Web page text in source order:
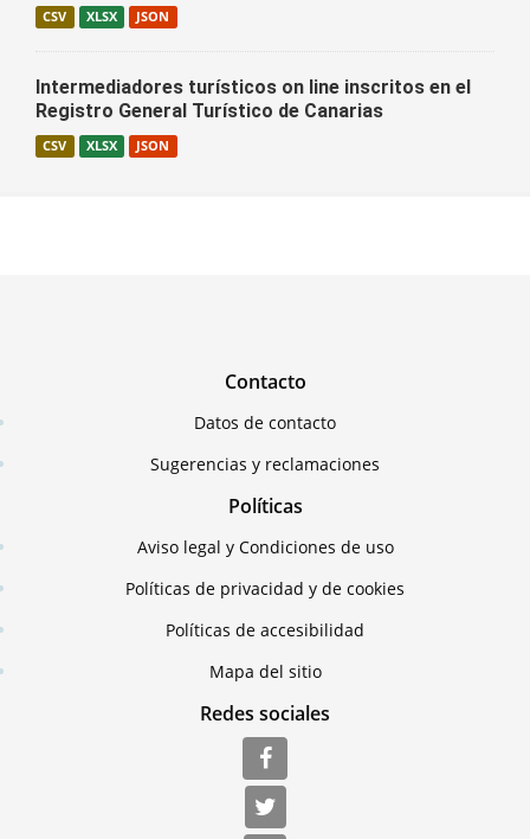
CSV XLSX JSON
Intermediadores turísticos on line inscritos en el
Registro General Turístico de Canarias
CSV XLSX JSON
Contacto
Datos de contacto
Sugerencias y reclamaciones
Políticas
Aviso legal y Condiciones de uso
Políticas de privacidad y de cookies
Políticas de accesibilidad
Mapa del sitio
Redes sociales